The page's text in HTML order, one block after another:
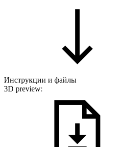
Инструкции и файлы
3D preview: